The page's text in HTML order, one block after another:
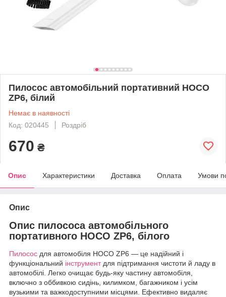
Пилосос автомобільний портативний HOCO
ZP6, білий
Немає в наявності
Код: 020445
Роздріб
670 ₴
Опис Характеристики Доставка Оплата Умови
Опис
Опис пилососа автомобільного
портативного HOCO ZP6, білого
Пилосос для автомобіля HOCO ZP6 — це надійний і
функціональний інструментдля підтримання чистоти й ладу в
автомобілі. Легко очищає будь-яку частину автомобіля,
включно з оббивкою сидінь, килимком, багажником і усім
вузькими та важкодоступними місцями. Ефективно видаляє